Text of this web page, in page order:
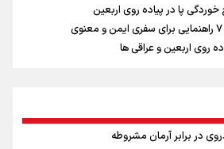
پا در پیاده روی اربعین
در پیاده روی اربعین
در برابر آرمان مشروطه